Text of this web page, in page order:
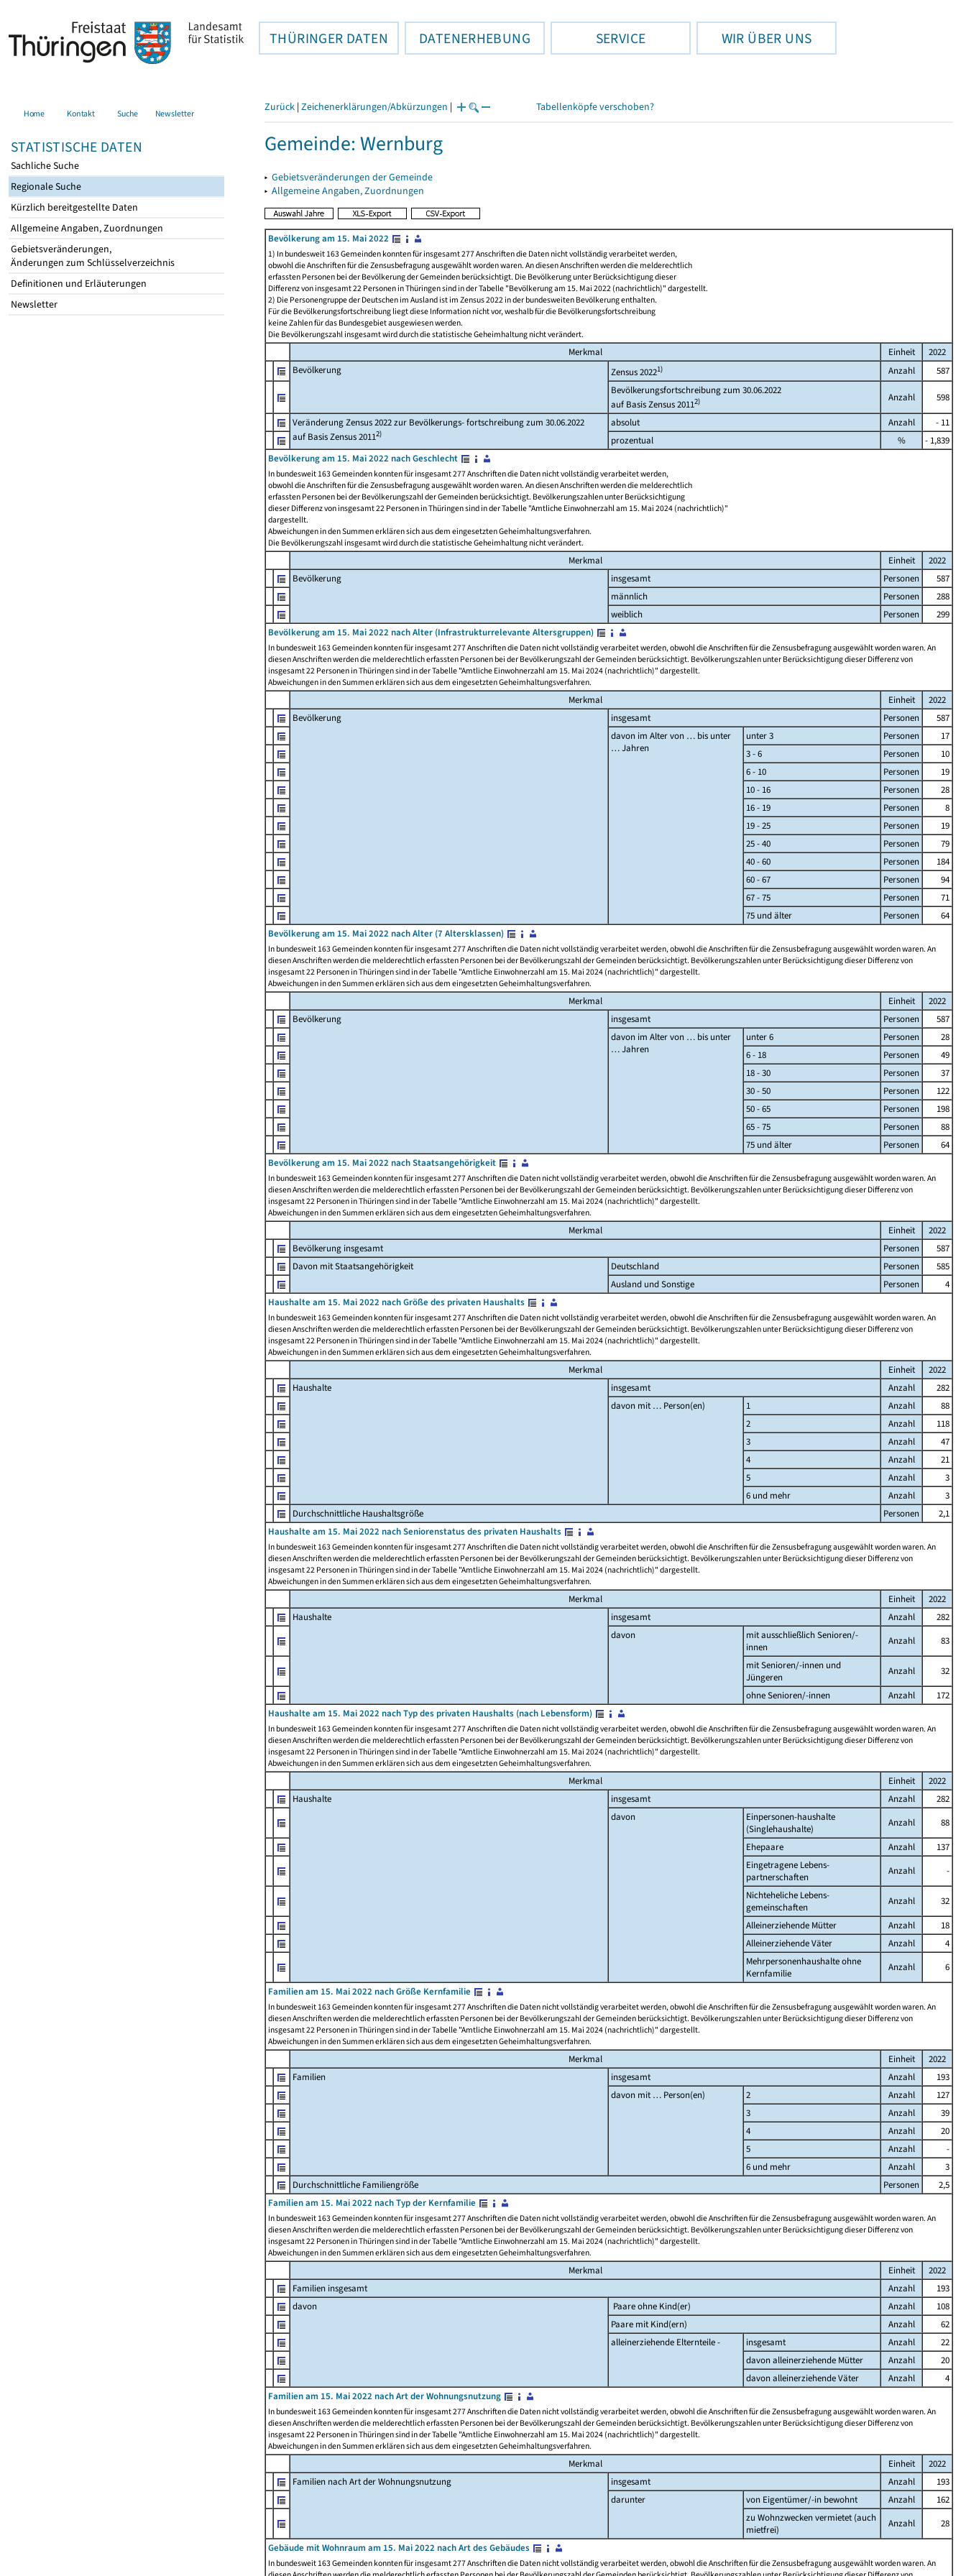
THÜRINGER DATEN DATENERHEBUNG SERVICE WIR ÜBER UNS
Home Kontakt Suche Newsletter
STATISTISCHE DATEN
Sachliche Suche
Regionale Suche
Kürzlich bereitgestellte Daten
Allgemeine Angaben, Zuordnungen
Gebietsveränderungen,
Änderungen zum Schlüsselverzeichnis
Definitionen und Erläuterungen
Newsletter
Zurück | Zeichenerklärungen/Abkürzungen | Tabellenköpfe verschoben?
Gemeinde: Wernburg
▸ Gebietsveränderungen der Gemeinde
▸ Allgemeine Angaben, Zuordnungen
Bevölkerung am 15. Mai 2022
1) In bundesweit 163 Gemeinden konnten für insgesamt 277 Anschriften die Daten nicht vollständig verarbeitet werden,
obwohl die Anschriften für die Zensusbefragung ausgewählt worden waren. An diesen Anschriften werden die melderechtlich
erfassten Personen bei der Bevölkerung der Gemeinden berücksichtigt. Die Bevölkerung unter Berücksichtigung dieser
Differenz von insgesamt 22 Personen in Thüringen sind in der Tabelle "Bevölkerung am 15. Mai 2022 (nachrichtlich)" dargestellt.
2) Die Personengruppe der Deutschen im Ausland ist im Zensus 2022 in der bundesweiten Bevölkerung enthalten.
Für die Bevölkerungsfortschreibung liegt diese Information nicht vor, weshalb für die Bevölkerungsfortschreibung
keine Zahlen für das Bundesgebiet ausgewiesen werden.
Die Bevölkerungszahl insgesamt wird durch die statistische Geheimhaltung nicht verändert.
Merkmal Einheit
2022
Bevölkerung
Zensus 20221) Anzahl
587
Bevölkerungsfortschreibung zum 30.06.2022
auf Basis Zensus 20112) Anzahl 598
Veränderung Zensus 2022 zur Bevölkerungs- fortschreibung zum 30.06.2022
auf Basis Zensus 20112)
absolut Anzahl
- 11
prozentual
%
- 1,839
Bevölkerung am 15. Mai 2022 nach Geschlecht
In bundesweit 163 Gemeinden konnten für insgesamt 277 Anschriften die Daten nicht vollständig verarbeitet werden,
obwohl die Anschriften für die Zensusbefragung ausgewählt worden waren. An diesen Anschriften werden die melderechtlich
erfassten Personen bei der Bevölkerungszahl der Gemeinden berücksichtigt. Bevölkerungszahlen unter Berücksichtigung
dieser Differenz von insgesamt 22 Personen in Thüringen sind in der Tabelle "Amtliche Einwohnerzahl am 15. Mai 2024 (nachrichtlich)"
dargestellt.
Abweichungen in den Summen erklären sich aus dem eingesetzten Geheimhaltungsverfahren.
Die Bevölkerungszahl insgesamt wird durch die statistische Geheimhaltung nicht verändert.
Merkmal Einheit
2022
Bevölkerung
insgesamt Personen
587
männlich
Personen
288
weiblich
Personen
299
Bevölkerung am 15. Mai 2022 nach Alter (Infrastrukturrelevante Altersgruppen)
In bundesweit 163 Gemeinden konnten für insgesamt 277 Anschriften die Daten nicht vollständig verarbeitet werden, obwohl die Anschriften für die Zensusbefragung ausgewählt worden waren. An
diesen Anschriften werden die melderechtlich erfassten Personen bei der Bevölkerungszahl der Gemeinden berücksichtigt. Bevölkerungszahlen unter Berücksichtigung dieser Differenz von
insgesamt 22 Personen in Thüringen sind in der Tabelle "Amtliche Einwohnerzahl am 15. Mai 2024 (nachrichtlich)" dargestellt.
Abweichungen in den Summen erklären sich aus dem eingesetzten Geheimhaltungsverfahren.
Merkmal Einheit
2022
Bevölkerung
insgesamt Personen
587
davon im Alter von … bis unter
… Jahren
unter 3 Personen
17
3 - 6
Personen
10
6 - 10
Personen
19
10 - 16
Personen
28
16 - 19
Personen
8
19 - 25
Personen
19
25 - 40
Personen
79
40 - 60
Personen
184
60 - 67
Personen
94
67 - 75
Personen
71
75 und älter
Personen
64
Bevölkerung am 15. Mai 2022 nach Alter (7 Altersklassen)
In bundesweit 163 Gemeinden konnten für insgesamt 277 Anschriften die Daten nicht vollständig verarbeitet werden, obwohl die Anschriften für die Zensusbefragung ausgewählt worden waren. An
diesen Anschriften werden die melderechtlich erfassten Personen bei der Bevölkerungszahl der Gemeinden berücksichtigt. Bevölkerungszahlen unter Berücksichtigung dieser Differenz von
insgesamt 22 Personen in Thüringen sind in der Tabelle "Amtliche Einwohnerzahl am 15. Mai 2024 (nachrichtlich)" dargestellt.
Abweichungen in den Summen erklären sich aus dem eingesetzten Geheimhaltungsverfahren.
Merkmal Einheit
2022
Bevölkerung
insgesamt Personen
587
davon im Alter von … bis unter
… Jahren
unter 6 Personen
28
6 - 18
Personen
49
18 - 30
Personen
37
30 - 50
Personen
122
50 - 65
Personen
198
65 - 75
Personen
88
75 und älter
Personen
64
Bevölkerung am 15. Mai 2022 nach Staatsangehörigkeit
In bundesweit 163 Gemeinden konnten für insgesamt 277 Anschriften die Daten nicht vollständig verarbeitet werden, obwohl die Anschriften für die Zensusbefragung ausgewählt worden waren. An
diesen Anschriften werden die melderechtlich erfassten Personen bei der Bevölkerungszahl der Gemeinden berücksichtigt. Bevölkerungszahlen unter Berücksichtigung dieser Differenz von
insgesamt 22 Personen in Thüringen sind in der Tabelle "Amtliche Einwohnerzahl am 15. Mai 2024 (nachrichtlich)" dargestellt.
Abweichungen in den Summen erklären sich aus dem eingesetzten Geheimhaltungsverfahren.
Merkmal Einheit
2022
Bevölkerung insgesamt
Personen
587
Davon mit Staatsangehörigkeit
Deutschland Personen
585
Ausland und Sonstige
Personen
4
Haushalte am 15. Mai 2022 nach Größe des privaten Haushalts
In bundesweit 163 Gemeinden konnten für insgesamt 277 Anschriften die Daten nicht vollständig verarbeitet werden, obwohl die Anschriften für die Zensusbefragung ausgewählt worden waren. An
diesen Anschriften werden die melderechtlich erfassten Personen bei der Bevölkerungszahl der Gemeinden berücksichtigt. Bevölkerungszahlen unter Berücksichtigung dieser Differenz von
insgesamt 22 Personen in Thüringen sind in der Tabelle "Amtliche Einwohnerzahl am 15. Mai 2024 (nachrichtlich)" dargestellt.
Abweichungen in den Summen erklären sich aus dem eingesetzten Geheimhaltungsverfahren.
Merkmal Einheit
2022
Haushalte
insgesamt Anzahl
282
davon mit … Person(en)
1 Anzahl
88
2
Anzahl
118
3
Anzahl
47
4
Anzahl
21
5
Anzahl
3
6 und mehr
Anzahl
3
Durchschnittliche Haushaltsgröße
Personen
2,1
Haushalte am 15. Mai 2022 nach Seniorenstatus des privaten Haushalts
In bundesweit 163 Gemeinden konnten für insgesamt 277 Anschriften die Daten nicht vollständig verarbeitet werden, obwohl die Anschriften für die Zensusbefragung ausgewählt worden waren. An
diesen Anschriften werden die melderechtlich erfassten Personen bei der Bevölkerungszahl der Gemeinden berücksichtigt. Bevölkerungszahlen unter Berücksichtigung dieser Differenz von
insgesamt 22 Personen in Thüringen sind in der Tabelle "Amtliche Einwohnerzahl am 15. Mai 2024 (nachrichtlich)" dargestellt.
Abweichungen in den Summen erklären sich aus dem eingesetzten Geheimhaltungsverfahren.
Merkmal Einheit
2022
Haushalte
insgesamt Anzahl
282
davon
mit ausschließlich Senioren/-
innen
Anzahl
83
mit Senioren/-innen und
Jüngeren
Anzahl
32
ohne Senioren/-innen
Anzahl
172
Haushalte am 15. Mai 2022 nach Typ des privaten Haushalts (nach Lebensform)
In bundesweit 163 Gemeinden konnten für insgesamt 277 Anschriften die Daten nicht vollständig verarbeitet werden, obwohl die Anschriften für die Zensusbefragung ausgewählt worden waren. An
diesen Anschriften werden die melderechtlich erfassten Personen bei der Bevölkerungszahl der Gemeinden berücksichtigt. Bevölkerungszahlen unter Berücksichtigung dieser Differenz von
insgesamt 22 Personen in Thüringen sind in der Tabelle "Amtliche Einwohnerzahl am 15. Mai 2024 (nachrichtlich)" dargestellt.
Abweichungen in den Summen erklären sich aus dem eingesetzten Geheimhaltungsverfahren.
Merkmal Einheit
2022
Haushalte
insgesamt Anzahl
282
davon
Einpersonen-haushalte
(Singlehaushalte)
Anzahl
88
Ehepaare
Anzahl
137
Eingetragene Lebens-
partnerschaften
Anzahl
-
Nichteheliche Lebens-
gemeinschaften
Anzahl
32
Alleinerziehende Mütter
Anzahl
18
Alleinerziehende Väter
Anzahl
4
Mehrpersonenhaushalte ohne
Kernfamilie
Anzahl
6
Familien am 15. Mai 2022 nach Größe Kernfamilie
In bundesweit 163 Gemeinden konnten für insgesamt 277 Anschriften die Daten nicht vollständig verarbeitet werden, obwohl die Anschriften für die Zensusbefragung ausgewählt worden waren. An
diesen Anschriften werden die melderechtlich erfassten Personen bei der Bevölkerungszahl der Gemeinden berücksichtigt. Bevölkerungszahlen unter Berücksichtigung dieser Differenz von
insgesamt 22 Personen in Thüringen sind in der Tabelle "Amtliche Einwohnerzahl am 15. Mai 2024 (nachrichtlich)" dargestellt.
Abweichungen in den Summen erklären sich aus dem eingesetzten Geheimhaltungsverfahren.
Merkmal Einheit
2022
Familien
insgesamt Anzahl
193
davon mit … Person(en)
2 Anzahl
127
3
Anzahl
39
4
Anzahl
20
5
Anzahl
-
6 und mehr
Anzahl
3
Durchschnittliche Familiengröße
Personen
2,5
Familien am 15. Mai 2022 nach Typ der Kernfamilie
In bundesweit 163 Gemeinden konnten für insgesamt 277 Anschriften die Daten nicht vollständig verarbeitet werden, obwohl die Anschriften für die Zensusbefragung ausgewählt worden waren. An
diesen Anschriften werden die melderechtlich erfassten Personen bei der Bevölkerungszahl der Gemeinden berücksichtigt. Bevölkerungszahlen unter Berücksichtigung dieser Differenz von
insgesamt 22 Personen in Thüringen sind in der Tabelle "Amtliche Einwohnerzahl am 15. Mai 2024 (nachrichtlich)" dargestellt.
Abweichungen in den Summen erklären sich aus dem eingesetzten Geheimhaltungsverfahren.
Merkmal Einheit
2022
Familien insgesamt
Anzahl
193
davon
Paare ohne Kind(er) Anzahl
108
Paare mit Kind(ern)
Anzahl
62
alleinerziehende Elternteile -
insgesamt Anzahl
22
davon alleinerziehende Mütter
Anzahl
20
davon alleinerziehende Väter
Anzahl
4
Familien am 15. Mai 2022 nach Art der Wohnungsnutzung
In bundesweit 163 Gemeinden konnten für insgesamt 277 Anschriften die Daten nicht vollständig verarbeitet werden, obwohl die Anschriften für die Zensusbefragung ausgewählt worden waren. An
diesen Anschriften werden die melderechtlich erfassten Personen bei der Bevölkerungszahl der Gemeinden berücksichtigt. Bevölkerungszahlen unter Berücksichtigung dieser Differenz von
insgesamt 22 Personen in Thüringen sind in der Tabelle "Amtliche Einwohnerzahl am 15. Mai 2024 (nachrichtlich)" dargestellt.
Abweichungen in den Summen erklären sich aus dem eingesetzten Geheimhaltungsverfahren.
Merkmal Einheit
2022
Familien nach Art der Wohnungsnutzung
insgesamt Anzahl
193
darunter
von Eigentümer/-in bewohnt Anzahl
162
zu Wohnzwecken vermietet (auch
mietfrei)
Anzahl
28
Gebäude mit Wohnraum am 15. Mai 2022 nach Art des Gebäudes
In bundesweit 163 Gemeinden konnten für insgesamt 277 Anschriften die Daten nicht vollständig verarbeitet werden, obwohl die Anschriften für die Zensusbefragung ausgewählt worden waren. An